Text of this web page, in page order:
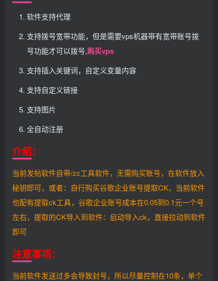
软件支持代理
支持拨号宽带功能，但是需要vps机器带有宽带账号拨
号功能才可以拨号,购买vps
支持插入关键词，自定义变量内容
支持自定义链接
支持图片
全自动注册
介绍：
当前发帖软件自带/zc工具软件，无需购买账号，在软件放入
秘钥即可，或者：自行购买谷歌企业账号提取CK，当前软件
也配有提取ck工具，谷歌企业账号成本在0.05到0.1元一个号
左右，提取的CK导入到软件：启动导入ck，直接拉动到软件
即可
注意事项：
当前软件发送过多会导致封号，所以尽量控制在10条，单个